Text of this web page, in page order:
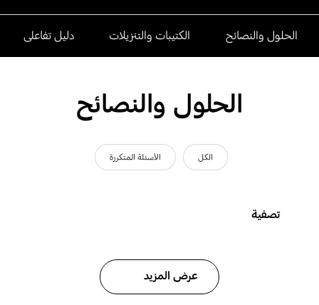
الحلول والنصائح الكتيبات والتنزيلات دليل تفاعلى
الحلول والنصائح
الكل الأسئلة المتكررة
تصفية
عرض المزيد